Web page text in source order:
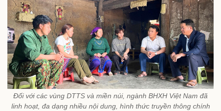
Đối với các vùng DTTS và miền núi, ngành BHXH Việt Nam đã
linh hoạt, đa dạng nhiều nội dung, hình thức truyền thông chính